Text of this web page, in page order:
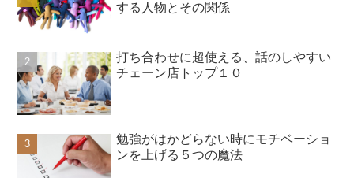
する人物とその関係
打ち合わせに超使える、話のしやすい
チェーン店トップ１０
勉強がはかどらない時にモチベーショ
ンを上げる５つの魔法